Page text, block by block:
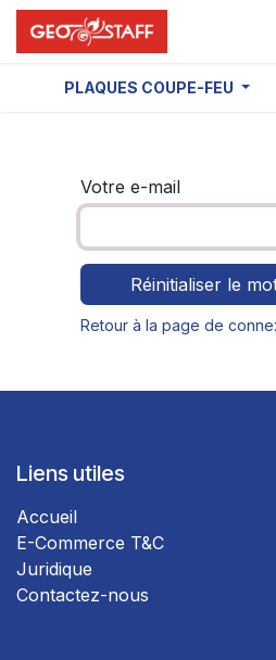
Se rendre au contenu
PLAQUES COUPE-FEU
Votre e-mail
Réinitialiser le
Retour à la page de
Liens utiles
Accueil
E-Commerce T&C
Juridique
Contactez-nous